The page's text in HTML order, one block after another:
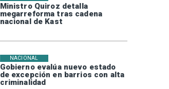
Ministro Quiroz detalla
megarreforma tras cadena
nacional de Kast
Gobierno evalúa nuevo estado
de excepción en barrios con alta
criminalidad
NACIONAL